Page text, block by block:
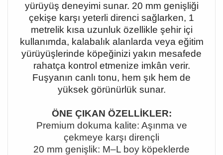
yürüyüş deneyimi sunar. 20 mm genişliği
çekişe karşı yeterli direnci sağlarken, 1
metrelik kısa uzunluk özellikle şehir içi
kullanımda, kalabalık alanlarda veya eğitim
yürüyüşlerinde köpeğinizi yakın mesafede
rahatça kontrol etmenize imkân verir.
Fuşyanın canlı tonu, hem şık hem de
yüksek görünürlük sunar.
ÖNE ÇIKAN ÖZELLİKLER:
Premium dokuma kalite: Aşınma ve
çekmeye karşı dirençli
20 mm genişlik: M–L boy köpeklerde